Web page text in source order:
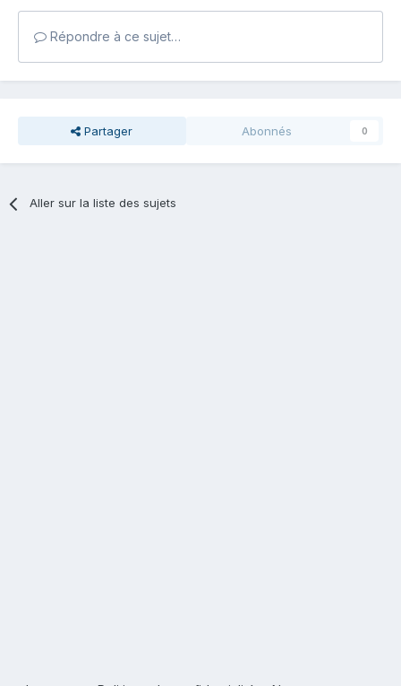
Répondre à ce sujet…
Partager Abonnés 0
Aller sur la liste des sujets